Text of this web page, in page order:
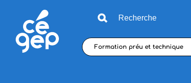
Formation préu et technique